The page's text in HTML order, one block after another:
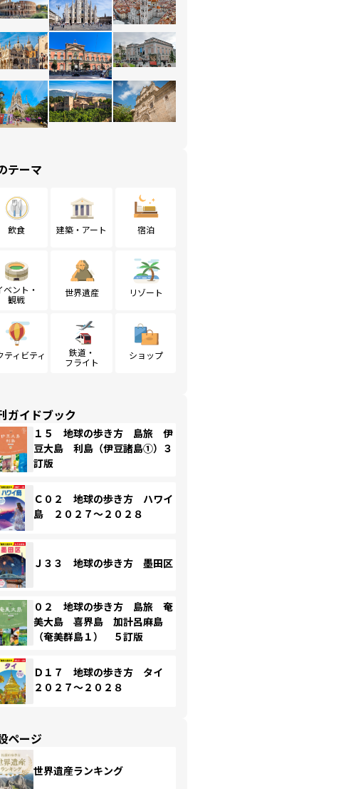
テーマ
飲食 建築・アート 宿泊
ベント・
観戦
世界遺産 リゾート
ティビティ
鉄道・
フライト
ショップ
ガイドブック
１５ 地球の歩き方 島旅 伊
豆大島 利島（伊豆諸島①）３
訂版
Ｃ０２ 地球の歩き方 ハワイ
島 ２０２７～２０２８
Ｊ３３ 地球の歩き方 墨田区
０２ 地球の歩き方 島旅 奄
美大島 喜界島 加計呂麻島
（奄美群島１） ５訂版
Ｄ１７ 地球の歩き方 タイ
２０２７～２０２８
ページ
世界遺産ランキング